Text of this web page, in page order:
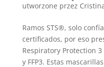
utworzone przez
Ramos STS®, solo
certificados, por eso
Respiratory Protection
y FFP3. Estas